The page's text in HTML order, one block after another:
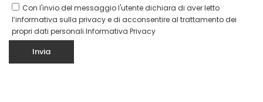
Con l'invio del messaggio l'utente dichiara di aver letto
l’informativa sulla privacy e di acconsentire al trattamento dei
propri dati personali.Informativa Privacy